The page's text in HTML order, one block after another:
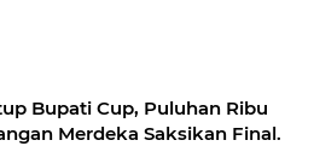
Bupati Cup, Puluhan Ribu
Merdeka Saksikan Final.